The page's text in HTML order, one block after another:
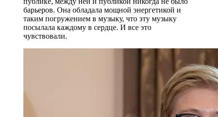
барьеров. Она обладала мощной энергетикой и
таким погружением в музыку, что эту музыку
посылала каждому в сердце. И все это
чувствовали.